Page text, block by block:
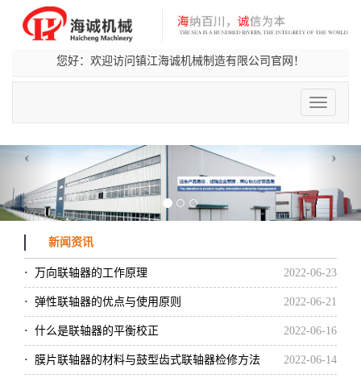
您好：欢迎访问镇江海诚机械制造有限公司官网！
切
换
‹ ›
新闻资讯
· 万向联轴器的工作原理 2022-06-23
· 弹性联轴器的优点与使用原则 2022-06-21
· 什么是联轴器的平衡校正 2022-06-16
· 膜片联轴器的材料与鼓型齿式联轴器检修方法 2022-06-14